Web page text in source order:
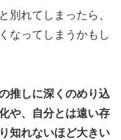
別れてしまったら、
なってしまうかもし
推しに深くのめり込
や、自分とは遠い存
知れないほど大きい